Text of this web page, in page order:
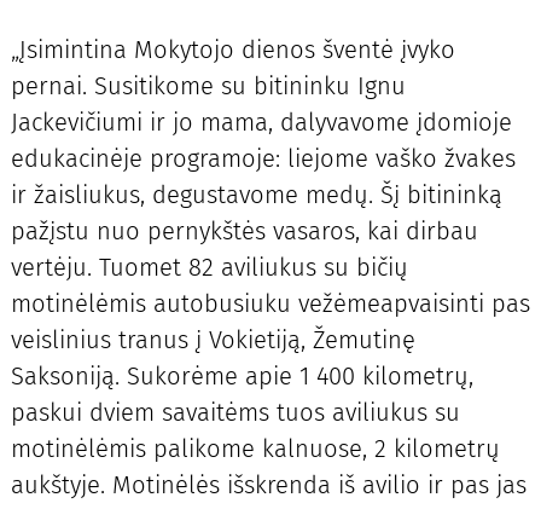
„Įsimintina Mokytojo dienos šventė įvyko
pernai. Susitikome su bitininku Ignu
Jackevičiumi ir jo mama, dalyvavome įdomioje
edukacinėje programoje: liejome vaško žvakes
ir žaisliukus, degustavome medų. Šį bitininką
pažįstu nuo pernykštės vasaros, kai dirbau
vertėju. Tuomet 82 aviliukus su bičių
motinėlėmis autobusiuku vežėmeapvaisinti pas
veislinius tranus į Vokietiją, Žemutinę
Saksoniją. Sukorėme apie 1 400 kilometrų,
paskui dviem savaitėms tuos aviliukus su
motinėlėmis palikome kalnuose, 2 kilometrų
aukštyje. Motinėlės išskrenda iš avilio ir pas jas